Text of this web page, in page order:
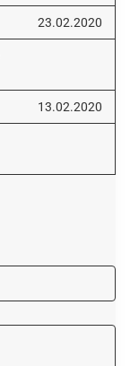
23.02.2020
13.02.2020